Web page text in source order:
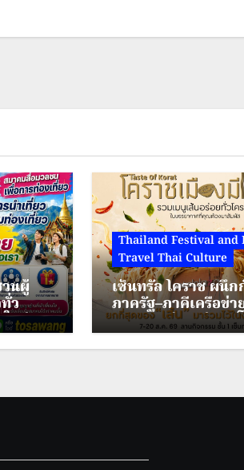
นผู้
ว
หม่ ขับ
ทย
Thailand Festival and
Travel Thai Culture
เซ็นทรัล โคราช ผนึก
ภาครัฐ–ภาคีเครือข่า
มหกรรมเส้นแห่งปี “
เมืองมีเส้น” ดัน “ผั
ขนมจีนแซ่บ” สู่